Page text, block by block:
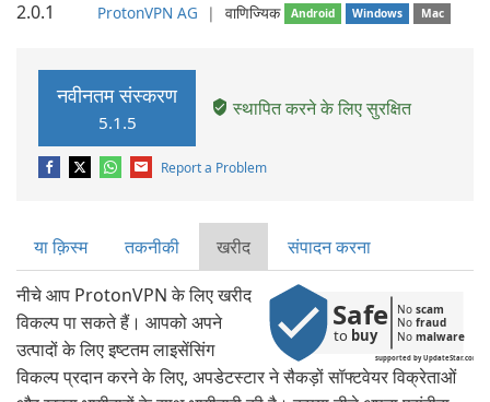
ProtonVPN AG ❘ वाणिज्यिक Android Windows Mac
नवीनतम संस्करण
5.1.5
स्थापित करने के लिए सुरक्षित
Report a Problem
या क़िस्‍म तकनीकी खरीद संपादन करना
supported by UpdateStar.com
Safe
to buy
No scam
No fraud
No malware
नीचे आप ProtonVPN के लिए खरीद
विकल्प पा सकते हैं। आपको अपने
उत्पादों के लिए इष्टतम लाइसेंसिंग
विकल्प प्रदान करने के लिए, अपडेटस्टार ने सैकड़ों सॉफ्टवेयर विक्रेताओं